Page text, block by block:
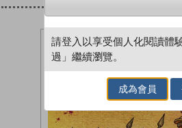
請登入以享受個人化閱讀體
過」繼續瀏覽。
成為會員